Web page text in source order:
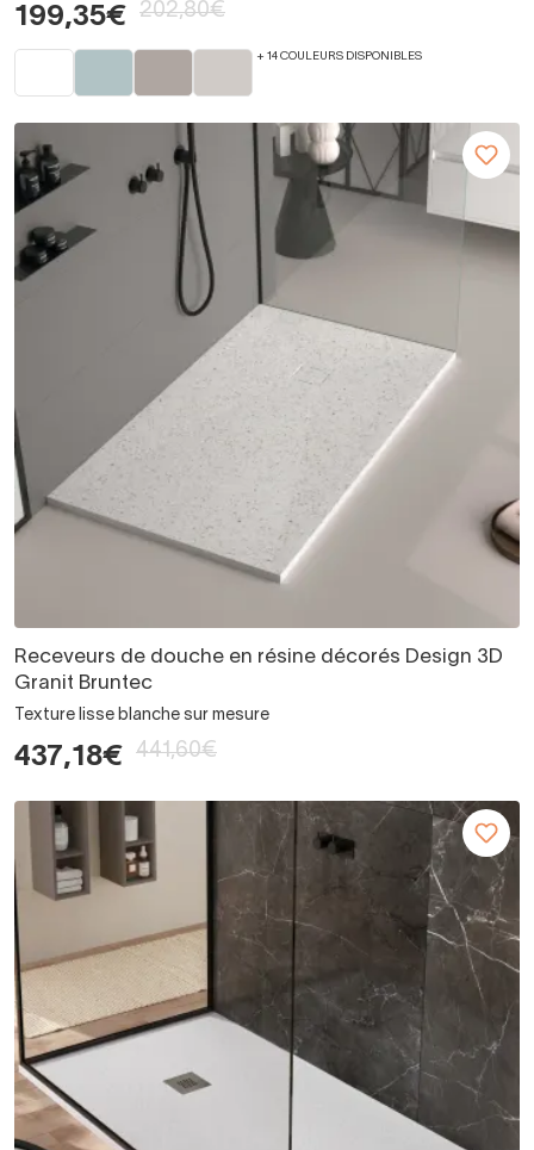
199,35€ 202,80€
+ 14 COULEURS DISPONIBLES
Receveurs de douche en résine décorés Design 3D
Granit Bruntec
Texture lisse blanche sur mesure
437,18€ 441,60€